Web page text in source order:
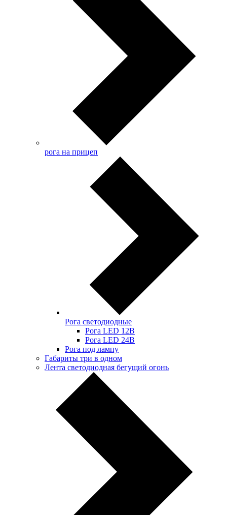
рога на прицеп
Рога светодиодные
Рога LED 12В
Рога LED 24В
Рога под лампу
Габариты три в одном
Лента светодиодная бегущий огонь